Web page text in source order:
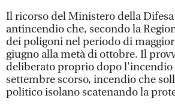
Il ricorso del Ministero della
antincendio che, secondo la
dei poligoni nel periodo di
giugno alla metà di ottobre. Il
deliberato proprio dopo l'incendio
settembre scorso, incendio che
politico isolano scatenando la